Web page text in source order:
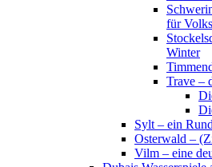
für
Winter
Trave –
Sylt – ein
Osterwald –
Vilm – eine